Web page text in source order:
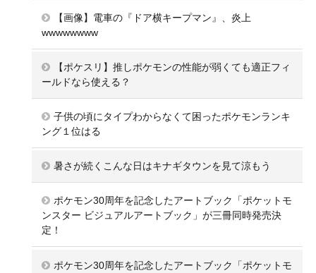
【画像】電車の『ドア横キープマン』、炎上
wwwwwwww
【ポケスリ】推しポケモンの性能が弱くても適正フィ
ールドなら使える？
子供の頃にタイプわからなくて困ったポケモンランキ
ング１位はる
暑さが続くこんな日はキナギタウンを見て涼もう
ポケモン30周年を記念したアートブック「ポケットモ
ンスター ビジュアルアートブック」が三冊同時発売決
定！
ポケモン30周年を記念したアートブック「ポケットモ